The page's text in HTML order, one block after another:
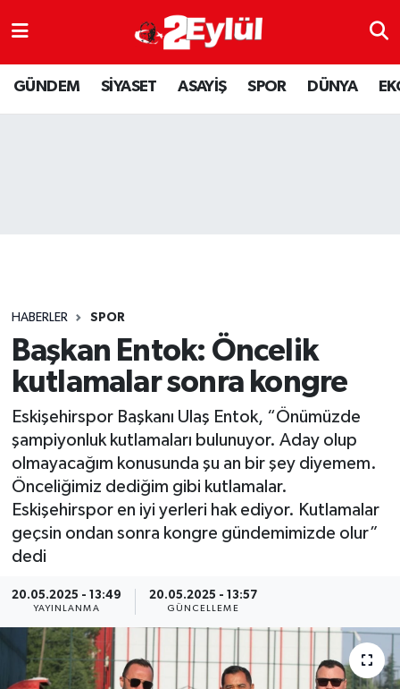
GÜNDEM SİYASET ASAYİŞ SPOR DÜNYA
HABERLER SPOR
Başkan Entok: Öncelik
kutlamalar sonra kongre
Eskişehirspor Başkanı Ulaş Entok, “Önümüzde
şampiyonluk kutlamaları bulunuyor. Aday olup
olmayacağım konusunda şu an bir şey diyemem.
Önceliğimiz dediğim gibi kutlamalar.
Eskişehirspor en iyi yerleri hak ediyor. Kutlamalar
geçsin ondan sonra kongre gündemimizde olur”
dedi
20.05.2025 - 13:49
YAYINLANMA
20.05.2025 - 13:57
GÜNCELLEME
ASAYİŞ
DÜNYA
SPOR
YAŞAM
Nöbetçi Eczaneler
Hava Durumu
Son Dakika Haberleri
Haber Arşivi